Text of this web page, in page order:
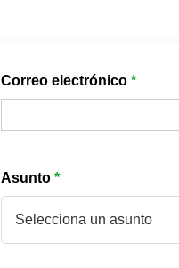
Correo electrónico *
Asunto *